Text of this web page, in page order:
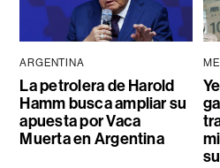
ARGENTINA
La petrolera de Harold
Hamm busca ampliar su
apuesta por Vaca
Muerta en Argentina